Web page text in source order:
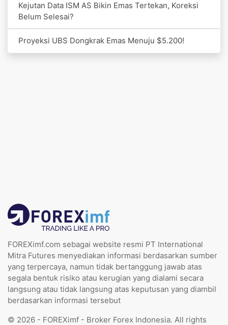
Kejutan Data ISM AS Bikin Emas Tertekan, Koreksi
Belum Selesai?
Proyeksi UBS Dongkrak Emas Menuju $5.200!
FOREXimf.com sebagai website resmi PT International
Mitra Futures menyediakan informasi berdasarkan sumber
yang terpercaya, namun tidak bertanggung jawab atas
segala bentuk risiko atau kerugian yang dialami secara
langsung atau tidak langsung atas keputusan yang diambil
berdasarkan informasi tersebut
© 2026 - FOREXimf - Broker Forex Indonesia. All rights